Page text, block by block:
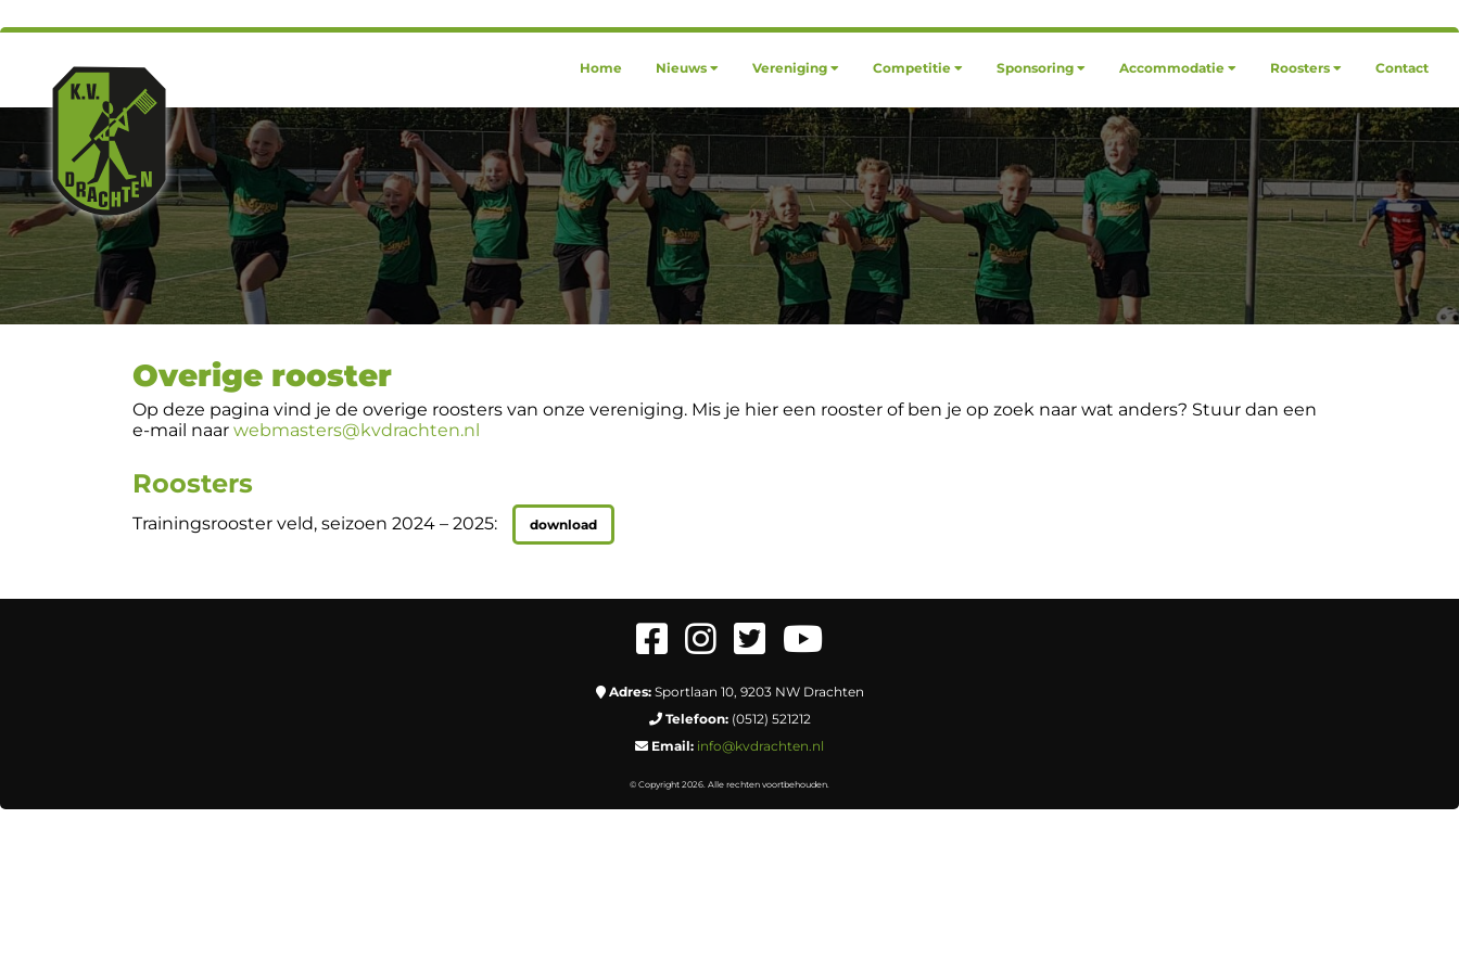
Home Nieuws Vereniging Competitie Sponsoring Accommodatie Roosters Contact
Overige rooster
Op deze pagina vind je de overige roosters van onze vereniging. Mis je hier een rooster of ben je op zoek naar wat anders? Stuur dan een
e-mail naar webmasters@kvdrachten.nl
Roosters
Trainingsrooster veld, seizoen 2024 – 2025: download
Adres: Sportlaan 10, 9203 NW Drachten
Telefoon: (0512) 521212
Email: info@kvdrachten.nl
© Copyright 2026. Alle rechten voortbehouden.